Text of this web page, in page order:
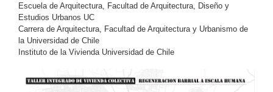
Escuela de Arquitectura, Facultad de Arquitectura, Diseño y
Estudios Urbanos UC
Carrera de Arquitectura, Facultad de Arquitectura y Urbanismo de
la Universidad de Chile
Instituto de la Vivienda Universidad de Chile